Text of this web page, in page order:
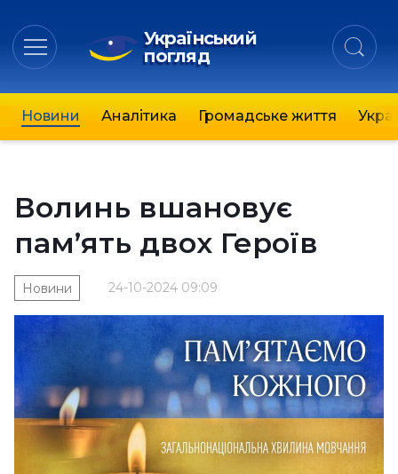
Український
погляд
Новини Аналітика Громадське життя
Волинь вшановує
пам’ять двох Героїв
24-10-2024 09:09
Новини